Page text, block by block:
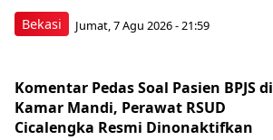
Bekasi Jumat, 7 Agu 2026 - 21:59
Komentar Pedas Soal Pasien BPJS di
Kamar Mandi, Perawat RSUD
Cicalengka Resmi Dinonaktifkan